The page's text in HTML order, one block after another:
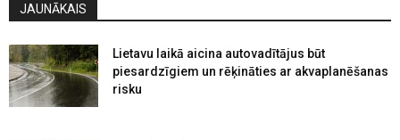
JAUNĀKAIS
Lietavu laikā aicina autovadītājus būt
piesardzīgiem un rēķināties ar akvaplanēšanas
risku